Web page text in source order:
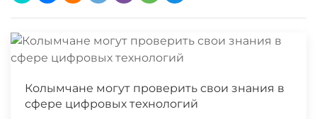
Колымчане могут проверить свои знания в
сфере цифровых технологий